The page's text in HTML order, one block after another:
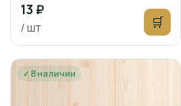
13 ₽
/ шт 🛒
✓ В наличии